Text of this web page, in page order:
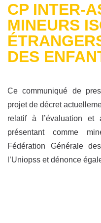
CP INTER-
MINEURS
DES
Ce communiqué de
projet de décret
relatif à l’évaluation et
présentant comme
Fédération Générale
l’Uniopss et dénonce